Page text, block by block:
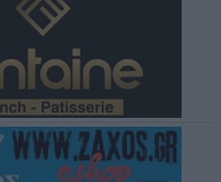
η κηδεία της
Πολιτών: Σκιές για το
τον τρόπο και τον
των κολυμβητικών
Αρχής